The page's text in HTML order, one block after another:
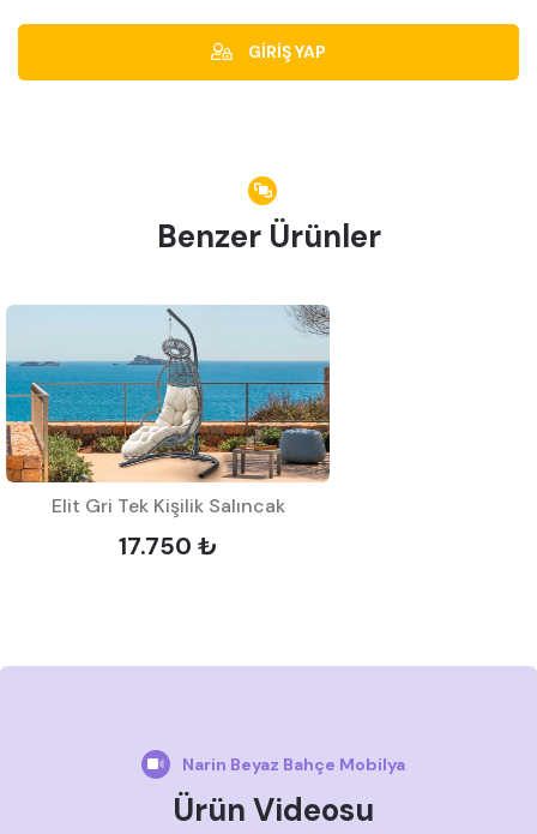
GİRİŞ YAP
Benzer Ürünler
Elit Gri Tek Kişilik Salıncak
17.750 ₺
Narin Beyaz Bahçe Mobilya
Ürün Videosu